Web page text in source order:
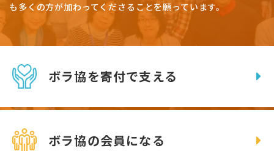
も多くの方が加わってくださることを願っています。
ボラ協を寄付で支える
ボラ協の会員になる